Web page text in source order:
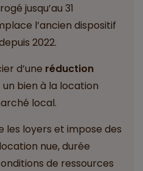
jusqu’au 31
l’ancien dispositif
2022.
d’une réduction
bien à la location
local.
les loyers et impose des
nue, durée
de ressources